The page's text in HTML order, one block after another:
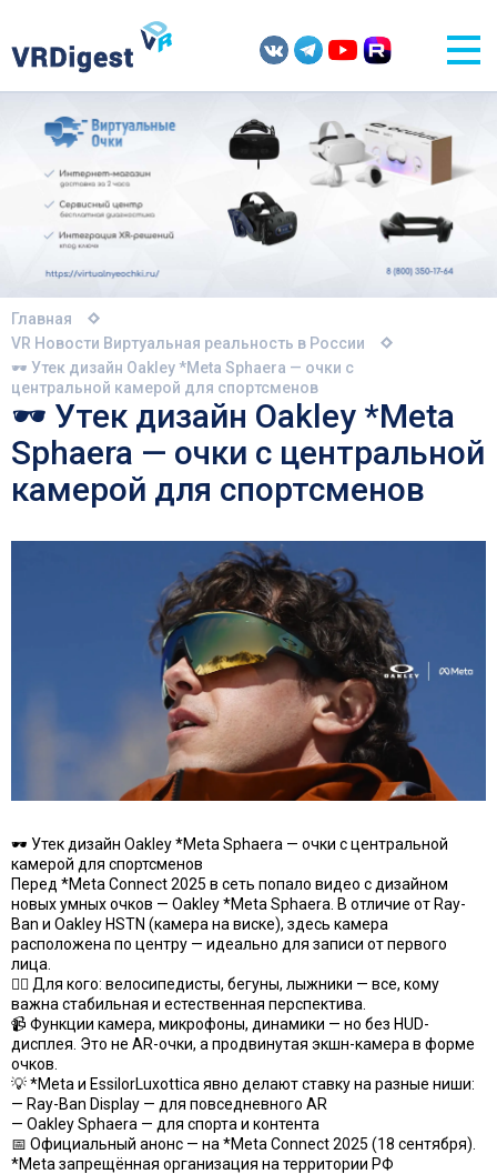
Главная
VR Новости Виртуальная реальность в России
🕶 Утек дизайн Oakley *Meta Sphaera — очки с
центральной камерой для спортсменов
🕶 Утек дизайн Oakley *Meta
Sphaera — очки с центральной
камерой для спортсменов
🕶 Утек дизайн Oakley *Meta Sphaera — очки с центральной
камерой для спортсменов
Перед *Meta Connect 2025 в сеть попало видео с дизайном
новых умных очков — Oakley *Meta Sphaera. В отличие от Ray-
Ban и Oakley HSTN (камера на виске), здесь камера
расположена по центру — идеально для записи от первого
лица.
🚴‍♂️ Для кого: велосипедисты, бегуны, лыжники — все, кому
важна стабильная и естественная перспектива.
📹 Функции камера, микрофоны, динамики — но без HUD-
дисплея. Это не AR-очки, а продвинутая экшн-камера в форме
очков.
💡 *Meta и EssilorLuxottica явно делают ставку на разные ниши:
— Ray-Ban Display — для повседневного AR
— Oakley Sphaera — для спорта и контента
📅 Официальный анонс — на *Meta Connect 2025 (18 сентября).
*Meta запрещённая организация на территории РФ